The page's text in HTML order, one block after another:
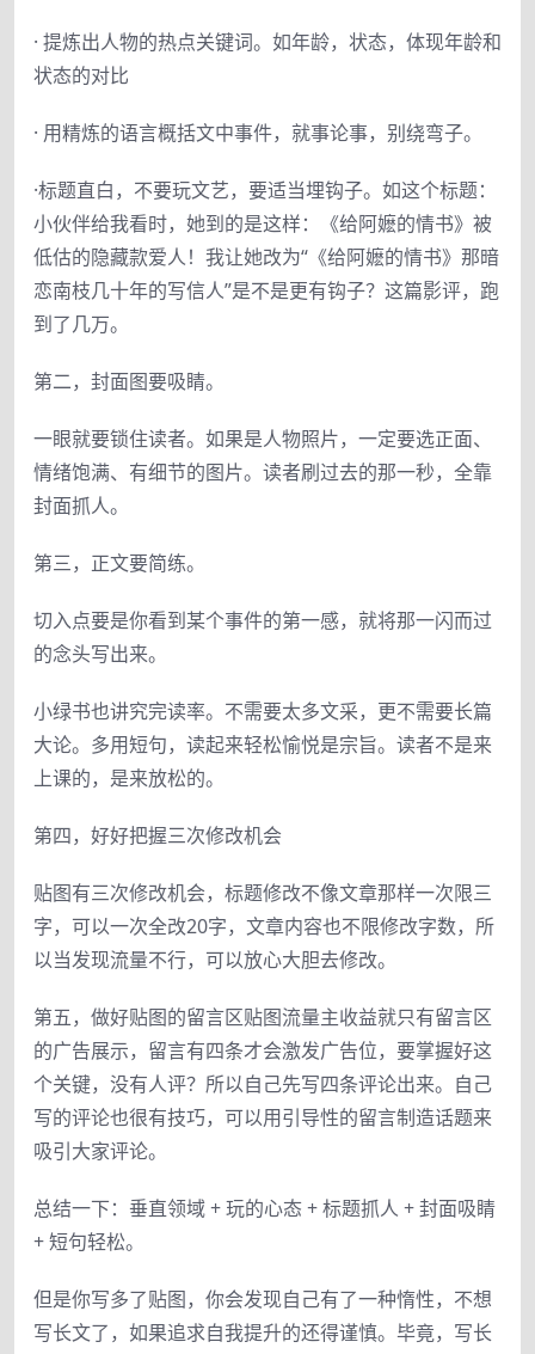
· 提炼出人物的热点关键词。如年龄，状态，体现年龄和
状态的对比
· 用精炼的语言概括文中事件，就事论事，别绕弯子。
·标题直白，不要玩文艺，要适当埋钩子。如这个标题：
小伙伴给我看时，她到的是这样：《给阿嬷的情书》被
低估的隐藏款爱人！我让她改为“《给阿嬷的情书》那暗
恋南枝几十年的写信人”是不是更有钩子？这篇影评，跑
到了几万。
第二，封面图要吸睛。
一眼就要锁住读者。如果是人物照片，一定要选正面、
情绪饱满、有细节的图片。读者刷过去的那一秒，全靠
封面抓人。
第三，正文要简练。
切入点要是你看到某个事件的第一感，就将那一闪而过
的念头写出来。
小绿书也讲究完读率。不需要太多文采，更不需要长篇
大论。多用短句，读起来轻松愉悦是宗旨。读者不是来
上课的，是来放松的。
第四，好好把握三次修改机会
贴图有三次修改机会，标题修改不像文章那样一次限三
字，可以一次全改20字，文章内容也不限修改字数，所
以当发现流量不行，可以放心大胆去修改。
第五，做好贴图的留言区贴图流量主收益就只有留言区
的广告展示，留言有四条才会激发广告位，要掌握好这
个关键，没有人评？所以自己先写四条评论出来。自己
写的评论也很有技巧，可以用引导性的留言制造话题来
吸引大家评论。
总结一下：垂直领域 + 玩的心态 + 标题抓人 + 封面吸睛
+ 短句轻松。
但是你写多了贴图，你会发现自己有了一种惰性，不想
写长文了，如果追求自我提升的还得谨慎。毕竟，写长